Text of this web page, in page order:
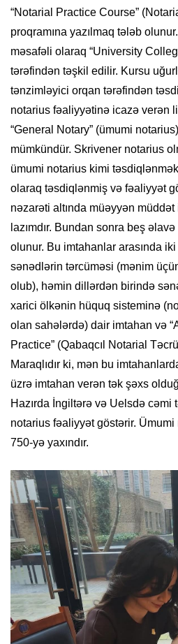
“Notarial Practice Course”
proqramına yazılmaq tələb
məsafəli olaraq “University
tərəfindən təşkil edilir. Kursu
tənzimləyici orqan tərəfindən
notarius fəaliyyətinə icazə verən
“General Notary” (ümumi
mümkündür. Skrivener notarius
ümumi notarius kimi
olaraq təsdiqlənmiş və fəaliyyət
nəzarəti altında müəyyən müddət
lazımdır. Bundan sonra beş
olunur. Bu imtahanlar arasında
sənədlərin tərcüməsi (mənim
olub), həmin dillərdən birində
xarici ölkənin hüquq sisteminə
olan sahələrdə) dair imtahan və
Practice” (Qabaqcıl Notarial
Maraqlıdır ki, mən bu
üzrə imtahan verən tək şəxs
Hazırda İngiltərə və Uelsdə cəmi
notarius fəaliyyət göstərir. Ümumi
750-yə yaxındır.